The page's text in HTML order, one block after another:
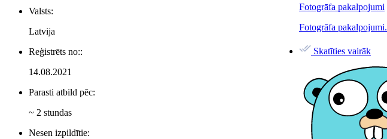
Fotogrāfa pakalpojumi
Fotogrāfa pakalpojumi.
Skatīties vairāk
Valsts:
Latvija
Reģistrēts no::
14.08.2021
Parasti atbild pēc:
~ 2 stundas
Nesen izpildītie: